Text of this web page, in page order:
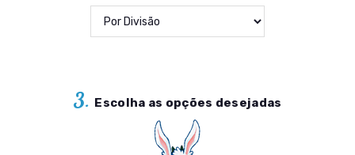
3. Escolha as opções desejadas